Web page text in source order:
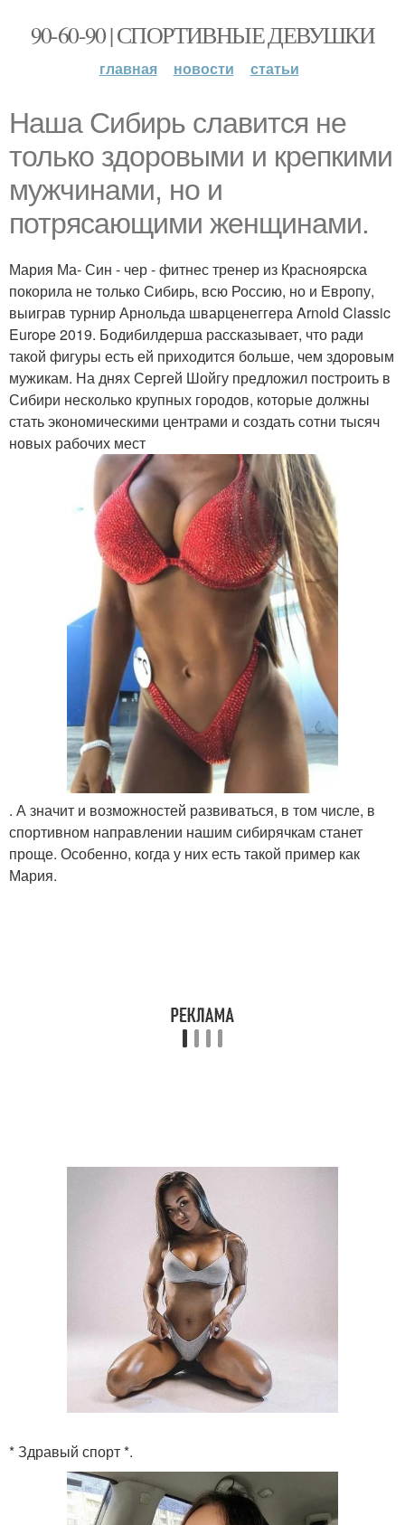
90-60-90 | СПОРТИВНЫЕ ДЕВУШКИ
главная новости статьи
Наша Сибирь славится не
только здоровыми и крепкими
мужчинами, но и
потрясающими женщинами.
Мария Ма- Син - чер - фитнес тренер из Красноярска
покорила не только Сибирь, всю Россию, но и Европу,
выиграв турнир Арнольда шварценеггера Arnold Classic
Europe 2019. Бодибилдерша рассказывает, что ради
такой фигуры есть ей приходится больше, чем здоровым
мужикам. На днях Сергей Шойгу предложил построить в
Сибири несколько крупных городов, которые должны
стать экономическими центрами и создать сотни тысяч
новых рабочих мест
. А значит и возможностей развиваться, в том числе, в
спортивном направлении нашим сибирячкам станет
проще. Особенно, когда у них есть такой пример как
Мария.
* Здравый спорт *.